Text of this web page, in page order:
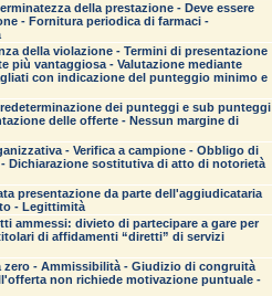
della prestazione - Deve essere
- Fornitura periodica di farmaci -
della violazione - Termini di presentazione
più vantaggiosa - Valutazione mediante
con indicazione del punteggio minimo e
dei punteggi e sub punteggi
delle offerte - Nessun margine di
- Verifica a campione - Obbligo di
Dichiarazione sostitutiva di atto di notorietà
presentazione da parte dell'aggiudicataria
- Legittimità
ammessi: divieto di partecipare a gare per
di affidamenti “diretti” di servizi
- Ammissibilità - Giudizio di congruità
non richiede motivazione puntuale -